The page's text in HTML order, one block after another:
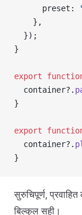
      preset:
    },
  });
}
export
  container?.
}
export
  container?.
}
सुरुचिपूर्ण,
बिल्कुल सही।